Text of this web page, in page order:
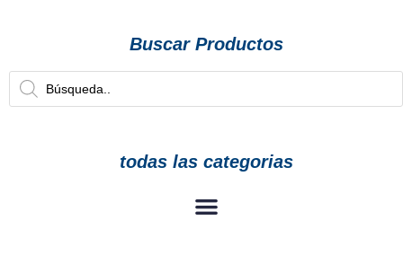
Buscar Productos
todas las categorias